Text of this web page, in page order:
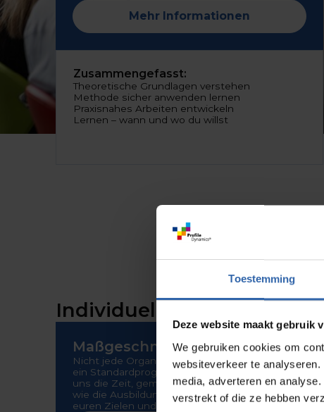
Toestemming
Deze website maakt gebruik
We gebruiken cookies om
websiteverkeer te
media, adverteren en
verstrekt of die ze hebben
Mehr Informationen
Zusammengefasst:
Theoretische Grundlagen verstehen
Methode sicher anwenden lernen
Praxisnahes Arbeiten entwickeln
Lernen – wann und wo du willst
Individuelle Lösungen
Maßgeschneidert
Nicht jede Organisation oder Gruppe passt in
ein Standardprogramm. Deshalb nehmen wir
uns die Zeit, gemeinsam mit dir zu überlegen,
wie die Ausbildung perfekt zu deinem Team,
euren Zielen und euren Abläufen passt.